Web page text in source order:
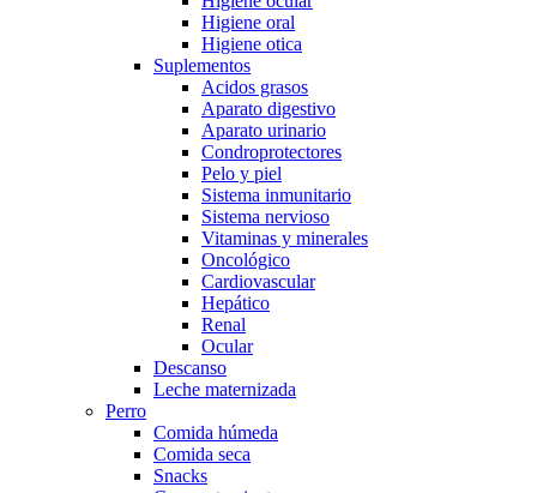
Higiene oral
Higiene otica
Suplementos
Acidos grasos
Aparato digestivo
Aparato urinario
Condroprotectores
Pelo y piel
Sistema inmunitario
Sistema nervioso
Vitaminas y minerales
Oncológico
Cardiovascular
Hepático
Renal
Ocular
Descanso
Leche maternizada
Perro
Comida húmeda
Comida seca
Snacks